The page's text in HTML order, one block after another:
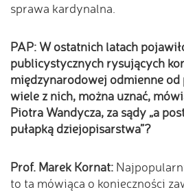
sprawa kardynalna.
PAP: W ostatnich latach
publicystycznych rysujących
międzynarodowej odmienne od
wiele z nich, można uznać,
Piotra Wandycza, za sądy „a
pułapką dziejopisarstwa”?
Prof. Marek Kornat:
to ta mówiąca o konieczności